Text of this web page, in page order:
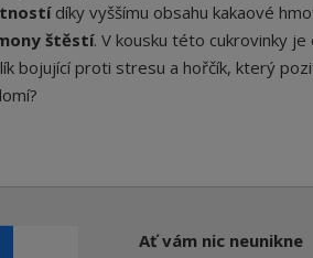
díky vyššímu obsahu kakaové
štěstí. V kousku této cukrovinky je
bojující proti stresu a hořčík, který
Ať vám nic neunikne